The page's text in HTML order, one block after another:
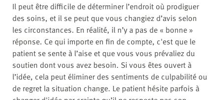
Il peut être difficile de déterminer l’endroit où prodiguer
des soins, et il se peut que vous changiez d’avis selon
les circonstances. En réalité, il n’y a pas de « bonne »
réponse. Ce qui importe en fin de compte, c'est que le
patient se sente à l’aise et que vous vous prévaliez du
soutien dont vous avez besoin. Si vous êtes ouvert à
l’idée, cela peut éliminer des sentiments de culpabilité ou
de regret la situation change. Le patient hésite parfois à